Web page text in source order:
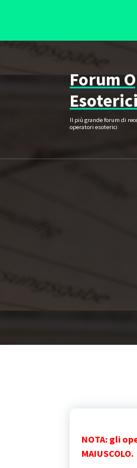
contenuto
Forum
Esoterici
Il più grande forum di
operatori esoterici
NOTA: gli
MAIUSCOLO.